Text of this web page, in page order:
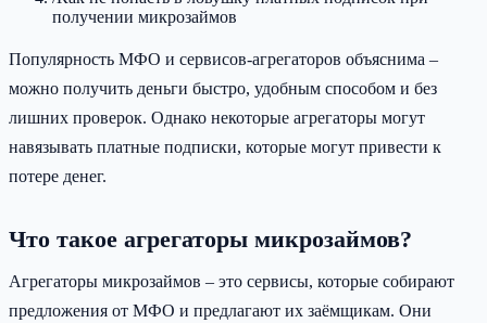
получении микрозаймов
Популярность МФО и сервисов-агрегаторов объяснима –
можно получить деньги быстро, удобным способом и без
лишних проверок. Однако некоторые агрегаторы могут
навязывать платные подписки, которые могут привести к
потере денег.
Что такое агрегаторы микрозаймов?
Агрегаторы микрозаймов – это сервисы, которые собирают
предложения от МФО и предлагают их заёмщикам. Они